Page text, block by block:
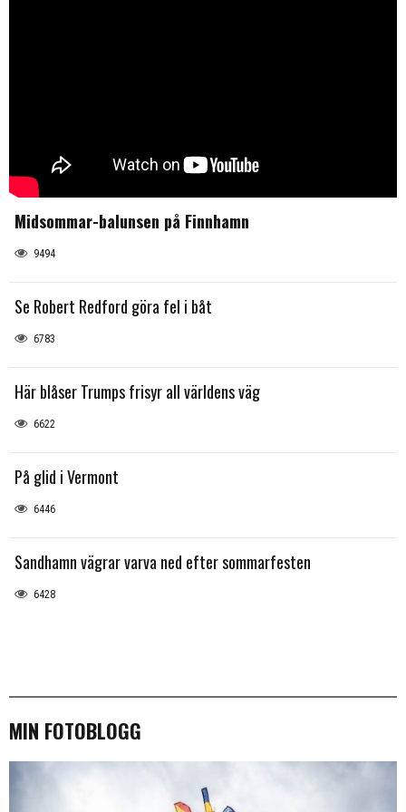
Midsommar-balunsen på Finnhamn
9494
Se Robert Redford göra fel i båt
6783
Här blåser Trumps frisyr all världens väg
6622
På glid i Vermont
6446
Sandhamn vägrar varva ned efter sommarfesten
6428
MIN FOTOBLOGG